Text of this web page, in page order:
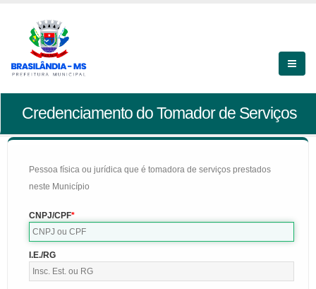
Credenciamento do Tomador de Serviços
Pessoa física ou jurídica que é tomadora de serviços prestados
neste Município
CNPJ/CPF
I.E./RG